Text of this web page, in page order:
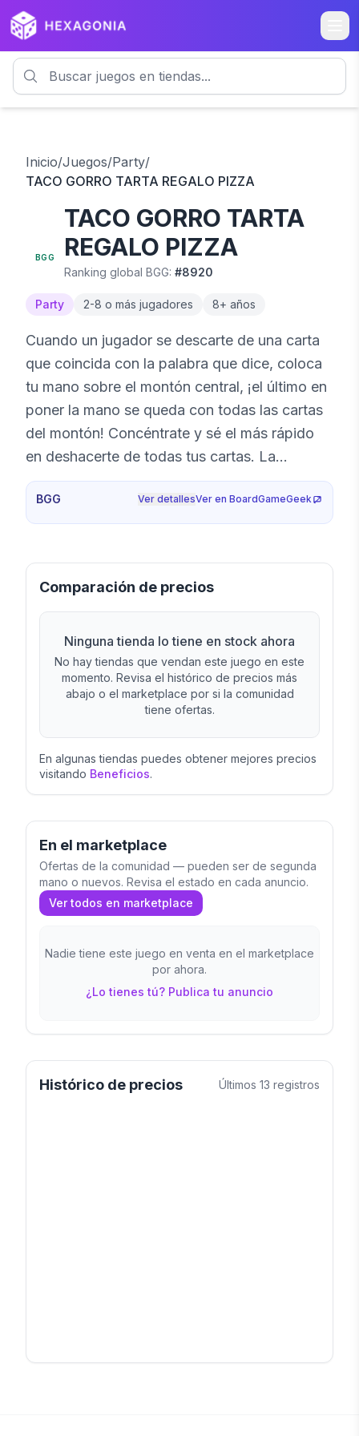
Inicio/Juegos/Party/
TACO GORRO TARTA REGALO PIZZA
BGG
TACO GORRO TARTA
REGALO PIZZA
Ranking global BGG: #8920
Party 2-8 o más jugadores 8+ años
Cuando un jugador se descarte de una carta
que coincida con la palabra que dice, coloca
tu mano sobre el montón central, ¡el último en
poner la mano se queda con todas las cartas
del montón! Concéntrate y sé el más rápido
en deshacerte de todas tus cartas. La
diversión está garantizada con este frenético
y divertido juego de cartas. Este adictivo
juego de cartas es tan único como su nombre,
BGG Ver detallesVer en BoardGameGeek
Comparación de precios
Ninguna tienda lo tiene en stock ahora
No hay tiendas que vendan este juego en este
momento. Revisa el histórico de precios más
abajo o el marketplace por si la comunidad
tiene ofertas.
En algunas tiendas puedes obtener mejores precios
visitando Beneficios.
En el marketplace
Ofertas de la comunidad — pueden ser de segunda
mano o nuevos. Revisa el estado en cada anuncio.
Ver todos en marketplace
Nadie tiene este juego en venta en el marketplace
por ahora.
¿Lo tienes tú? Publica tu anuncio
Histórico de precios Últimos 13 registros